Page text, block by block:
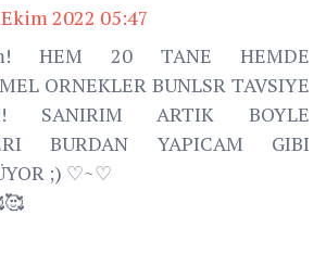
2022 05:47
HEM 20 TANE HEMDE
ORNEKLER BUNLSR TAVSIYE
SANIRIM ARTIK BOYLE
BURDAN YAPICAM GIBI
;) ♡~♡